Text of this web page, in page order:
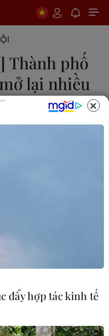
Thành phố
lại nhiều
từ 1/10
đẩy hợp tác kinh tế